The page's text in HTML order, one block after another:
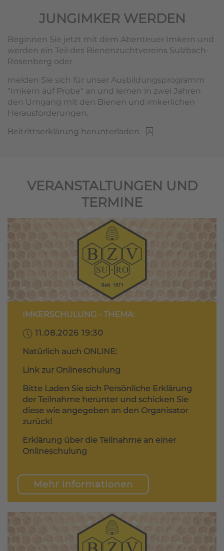
JUNGIMKER WERDEN
Beginnen Sie jetzt mit dem Abenteuer Imkern und
werden ein Teil des Bienenzuchtvereins Sulzbach-
Rosenberg oder
melden Sie sich für unser Ausbildungsprogramm
"Imkern auf Probe" an und lernen in zwei Jahren
den Umgang mit den Bienen und imkerlichen
Herausforderungen.
Beitrittserklärung herunterladen
VERANSTALTUNGEN UND
TERMINE
IMKERSCHULUNG - THEMA:
11.08.2026 19:30
Natürlich auch ONLINE:
Link zur Onlineschulung
Bitte Laden Sie sich Persönliche Erklärung
der Teilnahme herunter und schicken Sie
diese wie angegeben an den Organisator
zurück!
Erklärung über die Teilnahme an einer
Onlineschulung
Mehr Informationen